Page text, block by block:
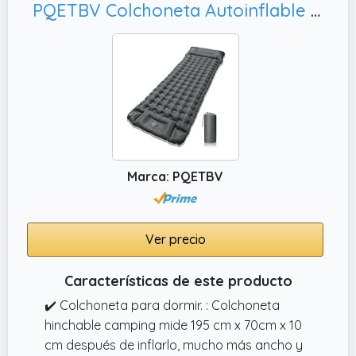
comodidad perfecta para uso individual. Su
altura de 10 cm proporciona una superficie
de descanso suave y aislante, ideal como
esterilla camping, para días de playa o como
cama de invitados que ahorra espacio.
✔️ ESTABLE Y RESISTENTE AL AGUA PARA
CUALQUIER USO: Fabricado con material
robusto y ecológico con costuras
reforzadas, este colchón hinchable
autohinchable es ideal como esterilla de
impermeable de TPU que protege de forma
fiable contra la humedad del suelo, la arena
y la humedad, garantizando durabilidad en
todas las aventuras al aire libre.
PQETBV Colchoneta Autoinflable para Dormir para Acampar, Viaje(Gris)
Marca: PQETBV
Ver precio
Características de este producto
✔️ Colchoneta para dormir. : Colchoneta
hinchable camping mide 195 cm x 70cm x 10
cm después de inflarlo, mucho más ancho y